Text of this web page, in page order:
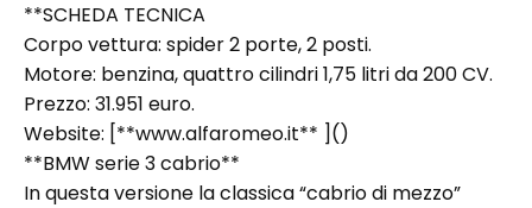
**SCHEDA TECNICA
Corpo vettura: spider 2 porte, 2 posti.
Motore: benzina, quattro cilindri 1,75 litri da 200 CV.
Prezzo: 31.951 euro.
Website: [**www.alfaromeo.it** ]()
**BMW serie 3 cabrio**
In questa versione la classica “cabrio di mezzo”